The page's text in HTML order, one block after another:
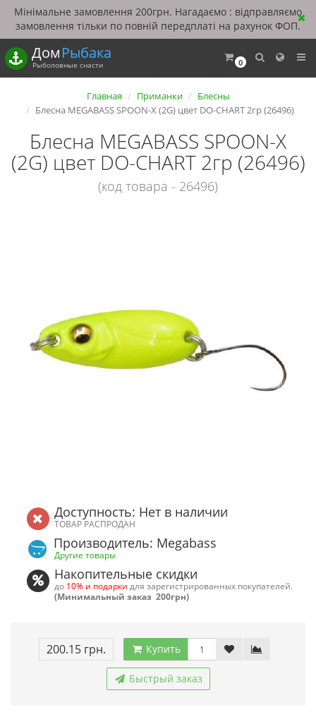
Мінімальне замовлення 200грн. Нагадаємо : відправляємо
замовлення тільки по повній передплаті на рахунок ФОП.
0
ДомРыбака
Рыболовные снасти
Главная Приманки
Блесны
Блесна MEGABASS SPOON-X (2G) цвет DO-CHART 2гр (26496)
Блесна MEGABASS SPOON-X
(2G) цвет DO-CHART 2гр (26496)
(код товара - 26496)
Доступность: Нет в наличии
ТОВАР РАСПРОДАН
Производитель: Megabass
Другие товары
Накопительные скидки
до 10% и подарки для зарегистрированных покупателей.
(Минимальный заказ 200грн)
200.15 грн. Купить
Быстрый заказ